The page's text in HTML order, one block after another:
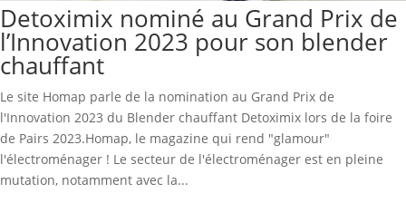
Detoximix nominé au Grand Prix de
l’Innovation 2023 pour son blender
chauffant
Le site Homap parle de la nomination au Grand Prix de
l'Innovation 2023 du Blender chauffant Detoximix lors de la foire
de Pairs 2023.Homap, le magazine qui rend "glamour"
l'électroménager ! Le secteur de l'électroménager est en pleine
mutation, notamment avec la...